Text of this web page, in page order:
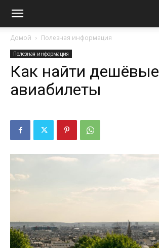
Домой Полезная информация
Полезная информация
Как найти дешёвые
авиабилеты